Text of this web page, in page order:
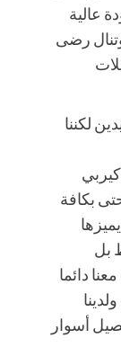
عالية
رضى
لكننا
بكافة
بل
دائما
أسوار